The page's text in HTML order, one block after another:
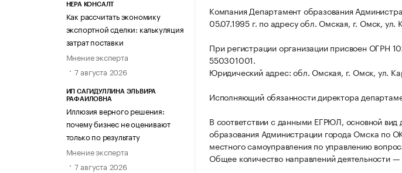
НЕРА КОНСАЛТ
Как рассчитать экономику
экспортной сделки: калькуляция
затрат поставки
Мнение эксперта
7 августа 2026
ИП САГИДУЛЛИНА ЭЛЬВИРА
РАФАИЛОВНА
Иллюзия верного решения:
почему бизнес не оценивают
только по результату
Мнение эксперта
7 августа 2026
Компания Департамент образования
05.07.1995 г. по адресу обл. Омская, г. Омск, ул.
При регистрации организации присвоен ОГРН
550301001.
Юридический адрес: обл. Омская, г. Омск, ул.
Исполняющий обязанности директора
В соответствии с данными ЕГРЮЛ, основной вид
образования Администрации города Омска по
местного самоуправления по управлению
Общее количество направлений деятельности —